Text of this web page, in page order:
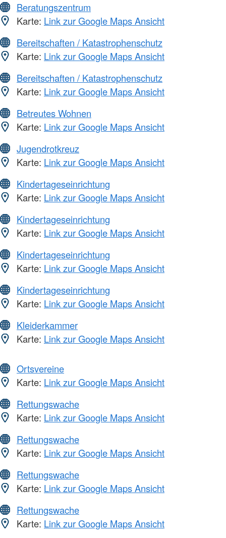
Beratungszentrum
Karte: Link zur Google Maps Ansicht
Bereitschaften / Katastrophenschutz
Karte: Link zur Google Maps Ansicht
Bereitschaften / Katastrophenschutz
Karte: Link zur Google Maps Ansicht
Betreutes Wohnen
Karte: Link zur Google Maps Ansicht
Jugendrotkreuz
Karte: Link zur Google Maps Ansicht
Kindertageseinrichtung
Karte: Link zur Google Maps Ansicht
Kindertageseinrichtung
Karte: Link zur Google Maps Ansicht
Kindertageseinrichtung
Karte: Link zur Google Maps Ansicht
Kindertageseinrichtung
Karte: Link zur Google Maps Ansicht
Kleiderkammer
Karte: Link zur Google Maps Ansicht
Ortsvereine
Karte: Link zur Google Maps Ansicht
Rettungswache
Karte: Link zur Google Maps Ansicht
Rettungswache
Karte: Link zur Google Maps Ansicht
Rettungswache
Karte: Link zur Google Maps Ansicht
Rettungswache
Karte: Link zur Google Maps Ansicht